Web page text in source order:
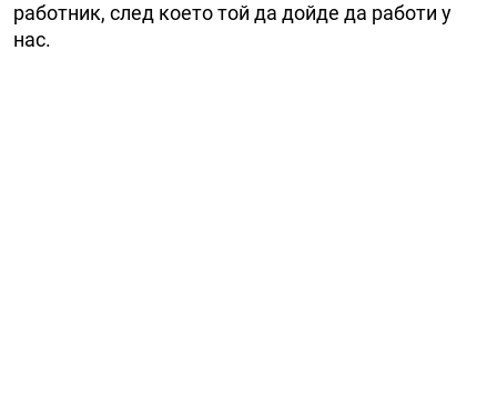
работник, след което той да дойде да работи у
нас.